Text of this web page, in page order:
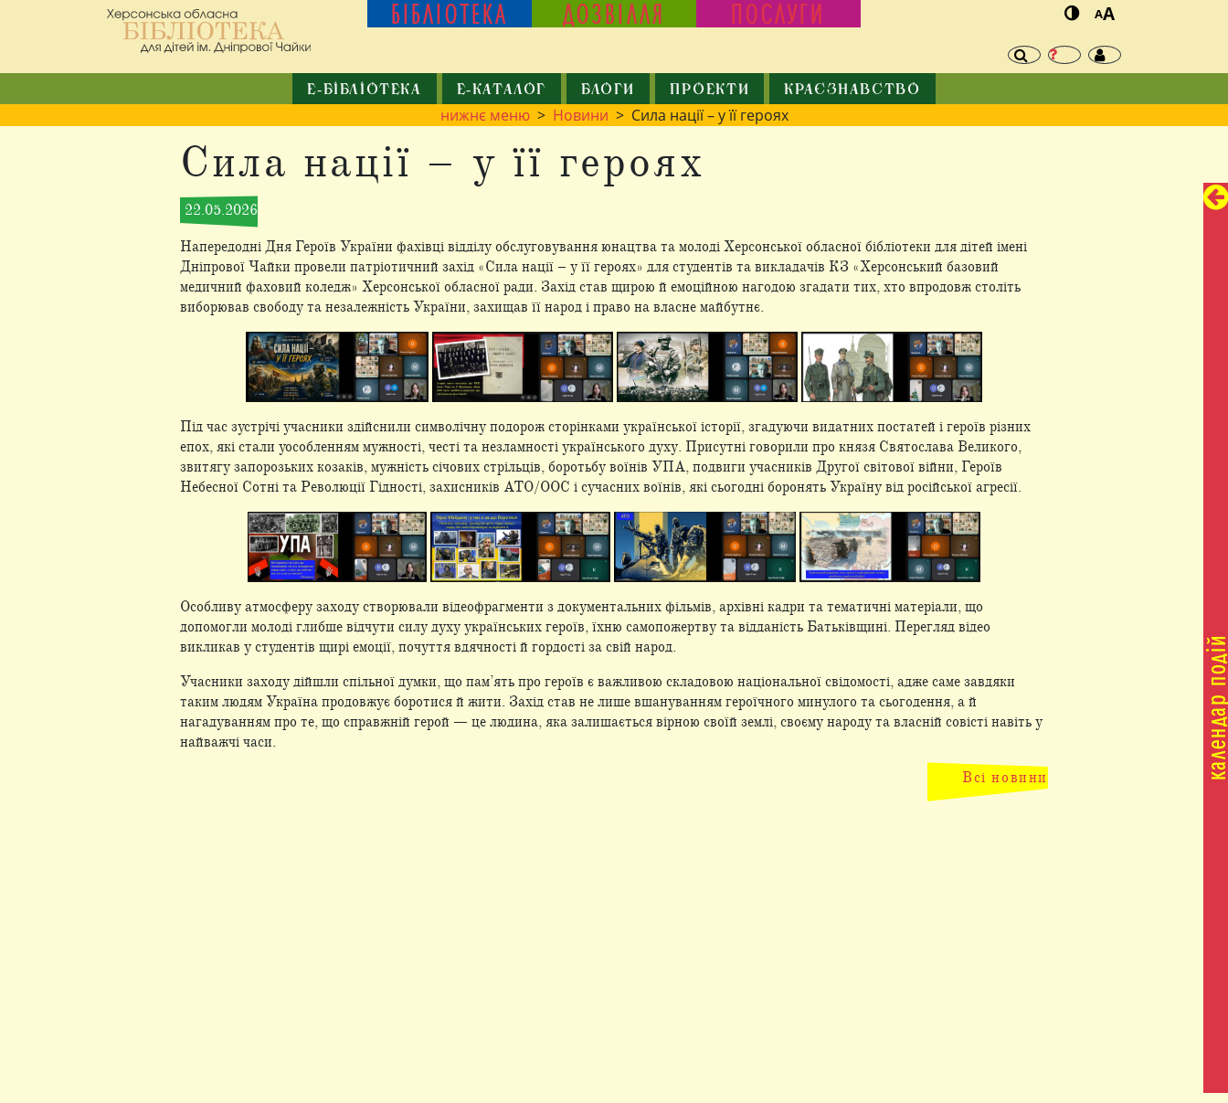
БІБЛІОТЕКА ДОЗВІЛЛЯ ПОСЛУГИ AA
Е-БІБЛІОТЕКА Е-КАТАЛОГ БЛОГИ ПРОЕКТИ КРАЄЗНАВСТВО
нижнє меню> Новини > Сила нації – у її героях
Сила нації – у її героях
22.05.2026
Напередодні Дня Героїв України фахівці відділу обслуговування юнацтва та молоді Херсонської обласної бібліотеки для дітей імені
Дніпрової Чайки провели патріотичний захід «Сила нації – у її героях» для студентів та викладачів КЗ «Херсонський базовий
медичний фаховий коледж» Херсонської обласної ради. Захід став щирою й емоційною нагодою згадати тих, хто впродовж століть
виборював свободу та незалежність України, захищав її народ і право на власне майбутнє.
Під час зустрічі учасники здійснили символічну подорож сторінками української історії, згадуючи видатних постатей і героїв різних
епох, які стали уособленням мужності, честі та незламності українського духу. Присутні говорили про князя Святослава Великого,
звитягу запорозьких козаків, мужність січових стрільців, боротьбу воїнів УПА, подвиги учасників Другої світової війни, Героїв
Небесної Сотні та Революції Гідності, захисників АТО/ООС і сучасних воїнів, які сьогодні боронять Україну від російської агресії.
Особливу атмосферу заходу створювали відеофрагменти з документальних фільмів, архівні кадри та тематичні матеріали, що
допомогли молоді глибше відчути силу духу українських героїв, їхню самопожертву та відданість Батьківщині. Перегляд відео
викликав у студентів щирі емоції, почуття вдячності й гордості за свій народ.
Учасники заходу дійшли спільної думки, що пам’ять про героїв є важливою складовою національної свідомості, адже саме завдяки
таким людям Україна продовжує боротися й жити. Захід став не лише вшануванням героїчного минулого та сьогодення, а й
нагадуванням про те, що справжній герой — це людина, яка залишається вірною своїй землі, своєму народу та власній совісті навіть у
найважчі часи.
Всі новини